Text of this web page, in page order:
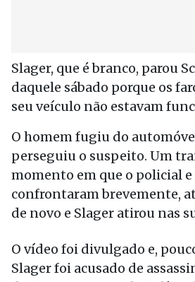
Slager, que é branco, parou
daquele sábado porque os
seu veículo não estavam
O homem fugiu do
perseguiu o suspeito. Um
momento em que o policial
confrontaram brevemente,
de novo e Slager atirou nas
O vídeo foi divulgado e,
Slager foi acusado de